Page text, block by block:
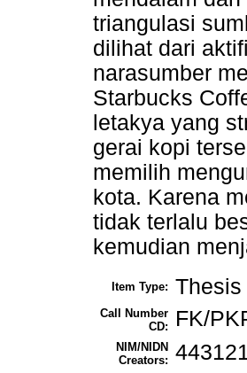
triangulasi
dilihat dari
narasumber
Starbucks
letakya yang
gerai kopi
memilih
kota. Karena
tidak terlalu
kemudian
Item Type: Thesis
Call Number
CD:
FK/
NIM/NIDN
Creators: